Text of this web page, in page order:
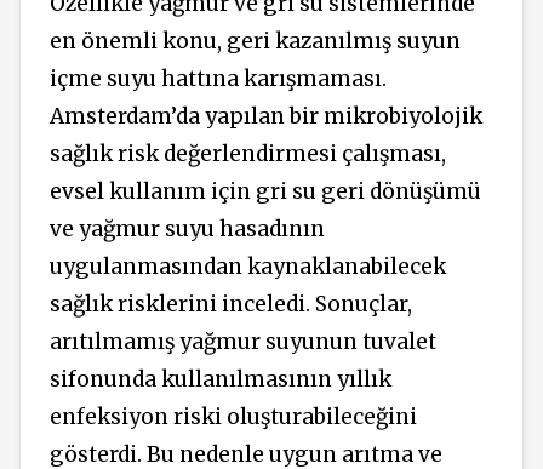
en önemli konu, geri kazanılmış suyun
içme suyu hattına karışmaması.
Amsterdam’da yapılan bir mikrobiyolojik
sağlık risk değerlendirmesi çalışması,
evsel kullanım için gri su geri dönüşümü
ve yağmur suyu hasadının
uygulanmasından kaynaklanabilecek
sağlık risklerini inceledi. Sonuçlar,
arıtılmamış yağmur suyunun tuvalet
sifonunda kullanılmasının yıllık
enfeksiyon riski oluşturabileceğini
gösterdi. Bu nedenle uygun arıtma ve